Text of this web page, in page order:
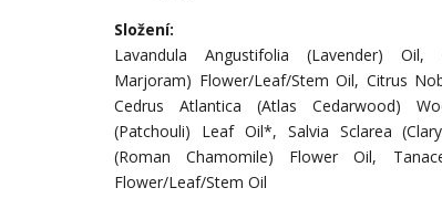
Složení:
Lavandula Angustifolia (Lavender) Oil,
Marjoram) Flower/Leaf/Stem Oil, Citrus
Cedrus Atlantica (Atlas Cedarwood)
(Patchouli) Leaf Oil*, Salvia Sclarea
(Roman Chamomile) Flower Oil,
Flower/Leaf/Stem Oil